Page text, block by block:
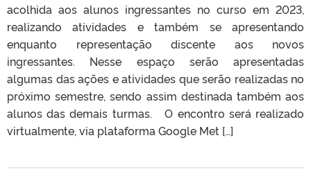
acolhida aos alunos ingressantes no curso em 2023,
realizando atividades e também se apresentando
enquanto representação discente aos novos
ingressantes. Nesse espaço serão apresentadas
algumas das ações e atividades que serão realizadas no
próximo semestre, sendo assim destinada também aos
alunos das demais turmas. O encontro será realizado
virtualmente, via plataforma Google Met […]